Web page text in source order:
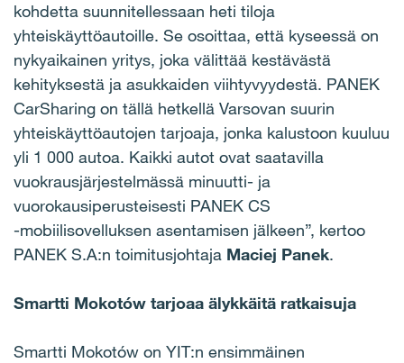
kohdetta suunnitellessaan heti tiloja
yhteiskäyttöautoille. Se osoittaa, että kyseessä on
nykyaikainen yritys, joka välittää kestävästä
kehityksestä ja asukkaiden viihtyvyydestä. PANEK
CarSharing on tällä hetkellä Varsovan suurin
yhteiskäyttöautojen tarjoaja, jonka kalustoon kuuluu
yli 1 000 autoa. Kaikki autot ovat saatavilla
vuokrausjärjestelmässä minuutti- ja
vuorokausiperusteisesti PANEK CS
‑mobiilisovelluksen asentamisen jälkeen”, kertoo
PANEK S.A:n toimitusjohtaja Maciej Panek.
Smartti Mokotów tarjoaa älykkäitä ratkaisuja
Smartti Mokotów on YIT:n ensimmäinen